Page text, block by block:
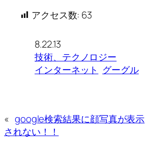
アクセス数: 63
8.22.13
技術、テクノロジー
インターネット グーグル
« google検索結果に顔写真が表示
されない！！